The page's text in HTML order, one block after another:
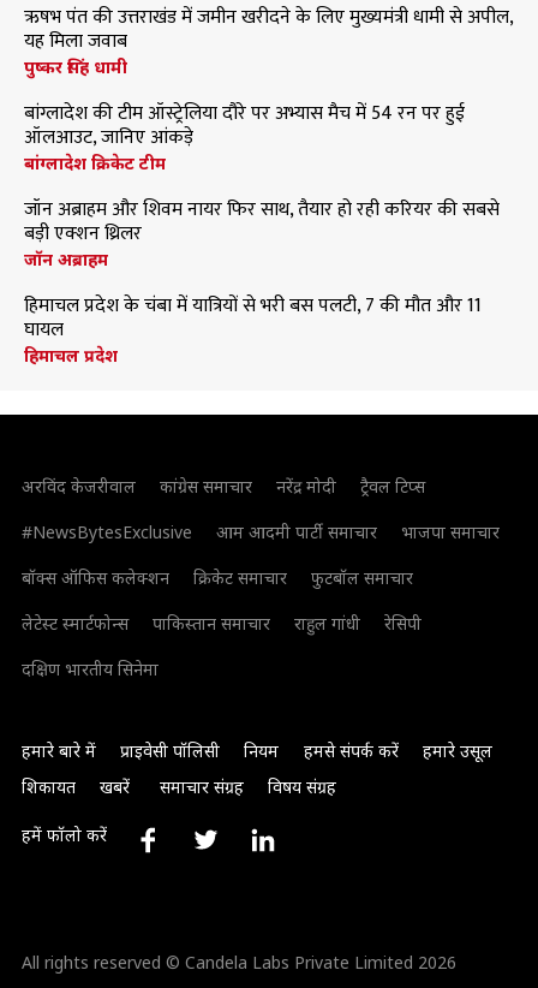
ऋषभ पंत की उत्तराखंड में जमीन खरीदने के लिए मुख्यमंत्री धामी से अपील,
यह मिला जवाब
पुष्कर सिंह धामी
बांग्लादेश की टीम ऑस्ट्रेलिया दौरे पर अभ्यास मैच में 54 रन पर हुई
ऑलआउट, जानिए आंकड़े
बांग्लादेश क्रिकेट टीम
जॉन अब्राहम और शिवम नायर फिर साथ, तैयार हो रही करियर की सबसे
बड़ी एक्शन थ्रिलर
जॉन अब्राहम
हिमाचल प्रदेश के चंबा में यात्रियों से भरी बस पलटी, 7 की मौत और 11
घायल
हिमाचल प्रदेश
अरविंद केजरीवाल कांग्रेस समाचार नरेंद्र मोदी
ट्रैवल टिप्स
#NewsBytesExclusive
आम आदमी पार्टी समाचार
भाजपा समाचार
बॉक्स ऑफिस कलेक्शन
क्रिकेट समाचार
फुटबॉल समाचार
लेटेस्ट स्मार्टफोन्स
पाकिस्तान समाचार राहुल गांधी
रेसिपी
दक्षिण भारतीय सिनेमा
हमारे बारे में प्राइवेसी पॉलिसी नियम हमसे संपर्क करें
हमारे उसूल
शिकायत
खबरें समाचार संग्रह विषय संग्रह
हमें फॉलो करें
All rights reserved © Candela Labs Private Limited 2026